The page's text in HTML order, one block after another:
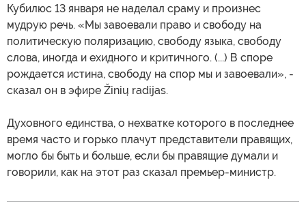
Кубилюс 13 января не наделал сраму и произнес
мудрую речь. «Мы завоевали право и свободу на
политическую поляризацию, свободу языка, свободу
слова, иногда и ехидного и критичного. (...) В споре
рождается истина, свободу на спор мы и завоевали», -
сказал он в эфире Žinių radijas.
Духовного единства, о нехватке которого в последнее
время часто и горько плачут представители правящих,
могло бы быть и больше, если бы правящие думали и
говорили, как на этот раз сказал премьер-министр.